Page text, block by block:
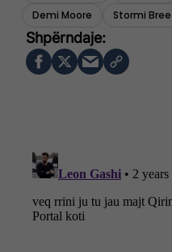
Demi Moore
Stormi Bree